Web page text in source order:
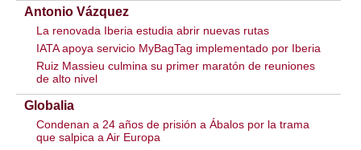
Antonio Vázquez
La renovada Iberia estudia abrir nuevas rutas
IATA apoya servicio MyBagTag implementado por Iberia
Ruiz Massieu culmina su primer maratón de reuniones
de alto nivel
Globalia
Condenan a 24 años de prisión a Ábalos por la trama
que salpica a Air Europa